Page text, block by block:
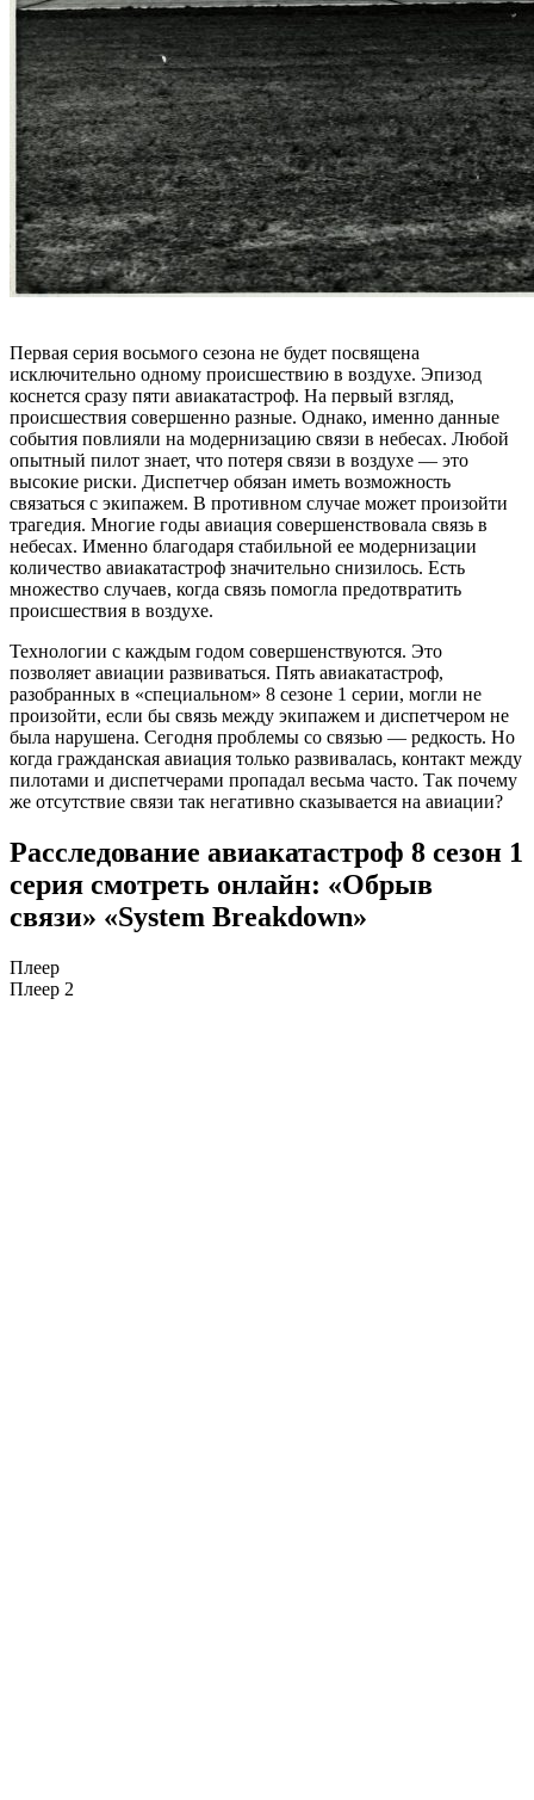
Первая серия восьмого сезона не будет посвящена
исключительно одному происшествию в воздухе. Эпизод
коснется сразу пяти авиакатастроф. На первый взгляд,
происшествия совершенно разные. Однако, именно данные
события повлияли на модернизацию связи в небесах. Любой
опытный пилот знает, что потеря связи в воздухе — это
высокие риски. Диспетчер обязан иметь возможность
связаться с экипажем. В противном случае может произойти
трагедия. Многие годы авиация совершенствовала связь в
небесах. Именно благодаря стабильной ее модернизации
количество авиакатастроф значительно снизилось. Есть
множество случаев, когда связь помогла предотвратить
происшествия в воздухе.
Технологии с каждым годом совершенствуются. Это
позволяет авиации развиваться. Пять авиакатастроф,
разобранных в «специальном» 8 сезоне 1 серии, могли не
произойти, если бы связь между экипажем и диспетчером не
была нарушена. Сегодня проблемы со связью — редкость. Но
когда гражданская авиация только развивалась, контакт между
пилотами и диспетчерами пропадал весьма часто. Так почему
же отсутствие связи так негативно сказывается на авиации?
Расследование авиакатастроф 8 сезон 1
серия смотреть онлайн: «Обрыв
связи» «System Breakdown»
Плеер
Плеер 2